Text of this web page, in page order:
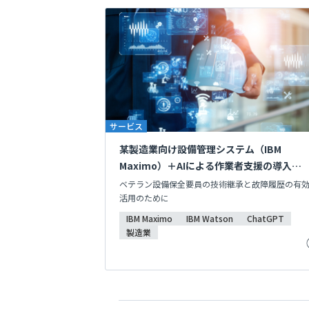
サービス
某製造業向け設備管理システム（IBM
Maximo）＋AIによる作業者支援の導入・
守
ベテラン設備保全要員の技術継承と故障履歴の有効
活用のために
IBM Maximo
IBM Watson
ChatGPT
製造業